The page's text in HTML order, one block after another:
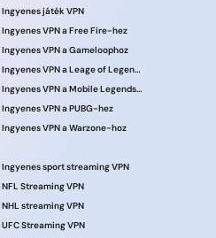
Ingyenes játék VPN
Ingyenes VPN a Free Fire-hez
Ingyenes VPN a Gameloophoz
Ingyenes VPN a Leage of Legends játékhoz
Ingyenes VPN a Mobile Legends számára
Ingyenes VPN a PUBG-hez
Ingyenes VPN a Warzone-hoz
Ingyenes sport streaming VPN
NFL Streaming VPN
NHL streaming VPN
UFC Streaming VPN